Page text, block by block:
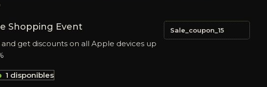
Shopping Event
get discounts on all Apple devices up
Sale_coupon_15
1 disponibles